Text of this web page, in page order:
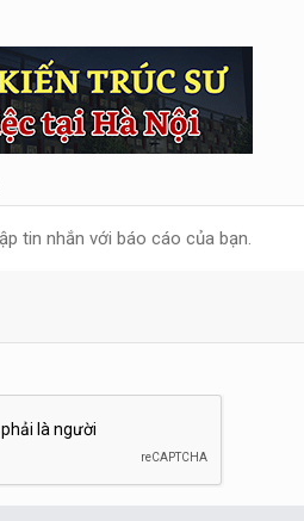
tin nhắn với báo cáo của bạn.